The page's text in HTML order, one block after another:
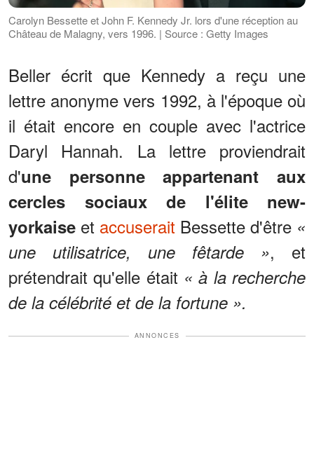
Carolyn Bessette et John F. Kennedy Jr. lors d'une réception au
Château de Malagny, vers 1996. | Source : Getty Images
Beller écrit que Kennedy a reçu une
lettre anonyme vers 1992, à l'époque où
il était encore en couple avec l'actrice
Daryl Hannah. La lettre proviendrait
d'une personne appartenant aux
cercles sociaux de l'élite new-
yorkaise et accuserait Bessette d'être «
une utilisatrice, une fêtarde », et
prétendrait qu'elle était « à la recherche
de la célébrité et de la fortune ».
ANNONCES